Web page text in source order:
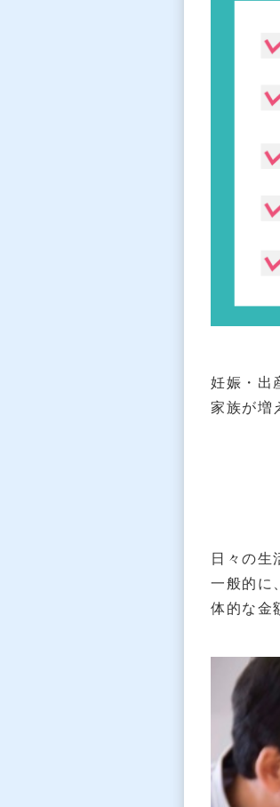
妊娠・出
家族が増
日々の生
一般的に
体的な金